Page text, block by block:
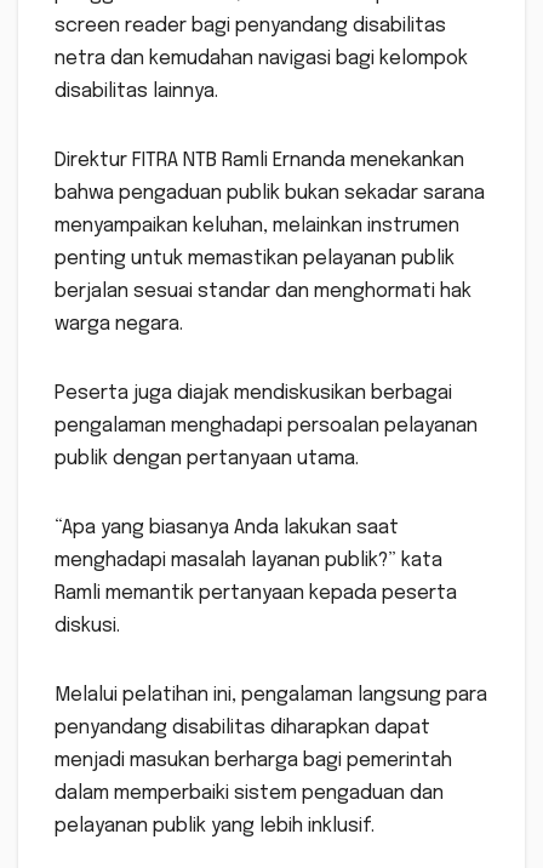
screen reader bagi penyandang disabilitas
netra dan kemudahan navigasi bagi kelompok
disabilitas lainnya.
Direktur FITRA NTB Ramli Ernanda menekankan
bahwa pengaduan publik bukan sekadar sarana
menyampaikan keluhan, melainkan instrumen
penting untuk memastikan pelayanan publik
berjalan sesuai standar dan menghormati hak
warga negara.
Peserta juga diajak mendiskusikan berbagai
pengalaman menghadapi persoalan pelayanan
publik dengan pertanyaan utama.
“Apa yang biasanya Anda lakukan saat
menghadapi masalah layanan publik?” kata
Ramli memantik pertanyaan kepada peserta
diskusi.
Melalui pelatihan ini, pengalaman langsung para
penyandang disabilitas diharapkan dapat
menjadi masukan berharga bagi pemerintah
dalam memperbaiki sistem pengaduan dan
pelayanan publik yang lebih inklusif.